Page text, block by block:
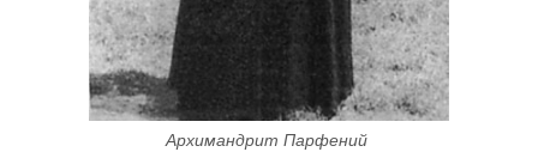
Архимандрит Парфений